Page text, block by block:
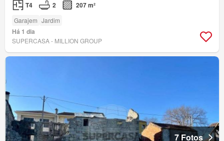
T4 2 207 m²
Garajem Jardim
Há 1 dia
SUPERCASA - MILLION GROUP
7 Fotos